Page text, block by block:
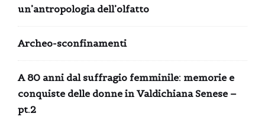
un’antropologia dell’olfatto
Archeo-sconfinamenti
A 80 anni dal suffragio femminile: memorie e
conquiste delle donne in Valdichiana Senese –
pt.2